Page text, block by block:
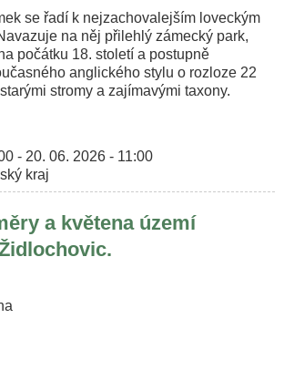
se řadí k nejzachovalejším loveckým
na něj přilehlý zámecký park,
počátku 18. století a postupně
anglického stylu o rozloze 22
stromy a zajímavými taxony.
- 20. 06. 2026 - 11:00
kraj
a květena území